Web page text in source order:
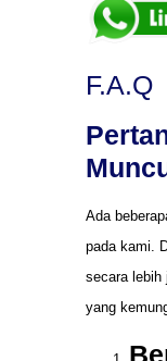
F.A.Q
Ada
pada kami.
secara lebih
yang